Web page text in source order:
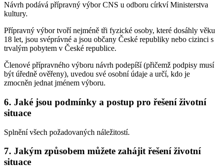
Návrh podává přípravný výbor CNS u odboru církví Ministerstva
kultury.
Přípravný výbor tvoří nejméně tři fyzické osoby, které dosáhly věku
18 let, jsou svéprávné a jsou občany České republiky nebo cizinci s
trvalým pobytem v České republice.
Členové přípravného výboru návrh podepíší (přičemž podpisy musí
být úředně ověřeny), uvedou své osobní údaje a určí, kdo je
zmocněn jednat jménem výboru.
6. Jaké jsou podmínky a postup pro řešení životní
situace
Splnění všech požadovaných náležitostí.
7. Jakým způsobem můžete zahájit řešení životní
situace